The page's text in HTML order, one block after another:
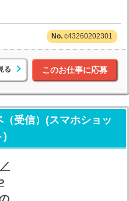
c43260202301
る このお仕事に応募
受信）(スマホショッ
)